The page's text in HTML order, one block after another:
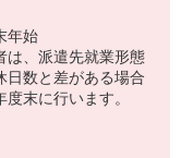
年始
は、派遣先就業形態
日数と差がある場合
末に行います。